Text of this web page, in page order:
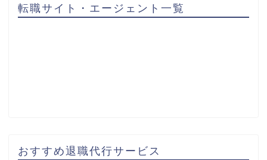
転職サイト・エージェント一覧
おすすめ退職代行サービス